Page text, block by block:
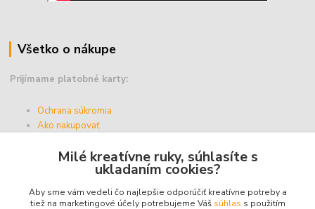
Všetko o nákupe
Prijímame platobné karty:
Ochrana súkromia
Ako nakupovať
Doprava a platba
Obchodné podmienky
Milé kreatívne ruky, súhlasíte s
ukladaním cookies?
Aby sme vám vedeli čo najlepšie odporúčiť kreatívne potreby a
tiež na marketingové účely potrebujeme Váš súhlas s použitím